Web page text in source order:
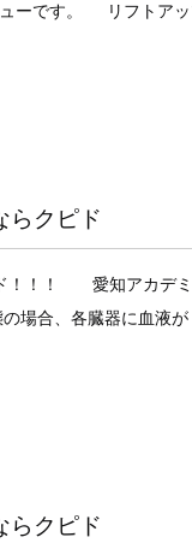
ーです。 リフトアッ
らクピド
！！！ 愛知アカデ
場合、各臓器に血液
らクピド